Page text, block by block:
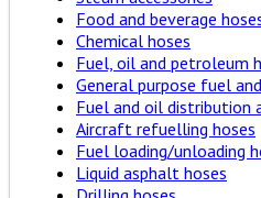
Food and beverage
Chemical hoses
Fuel, oil and petroleum
General purpose fuel
Fuel and oil distribution
Aircraft refuelling hoses
Fuel loading/unloading
Liquid asphalt hoses